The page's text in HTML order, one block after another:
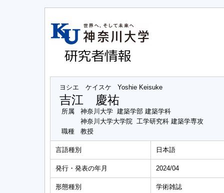
ヨシエ ケイスケ Yoshie Keisuke
吉江 慶祐
所属
神奈川大学 建築学部 建築学科
神奈川大学大学院 工学研究科 建築学専攻
職種
教授
言語種別 日本語
発行・発表の年月 2024/04
形態種別 学術雑誌